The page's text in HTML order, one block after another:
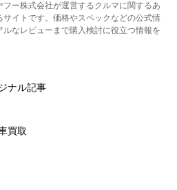
ー株式会社が運営するクルマに関するあ
イトです。価格やスペックなどの公式情
なレビューまで購入検討に役立つ情報を
ナル記事
買取